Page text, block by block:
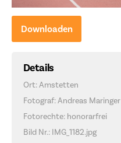
Downloaden
Details
Ort: Amstetten
Fotograf: Andreas Maringer
Fotorechte: honorarfrei
Bild Nr.: IMG_1182.jpg